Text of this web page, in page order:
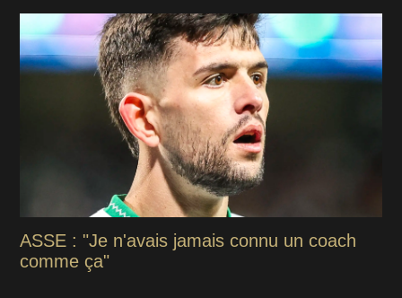
ASSE : "Je n'avais jamais connu un coach
comme ça"